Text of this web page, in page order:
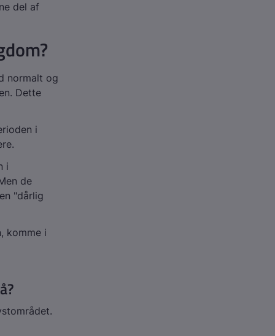
del af
normalt og
Dette
i
i
de
"dårlig
komme i